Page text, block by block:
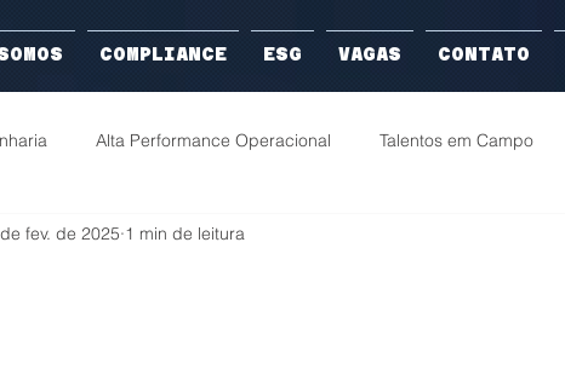
COMPLIANCE ESG VAGAS CONTATO
Alta Performance Operacional Talentos em Campo
fev. de 2025 1 min de leitura